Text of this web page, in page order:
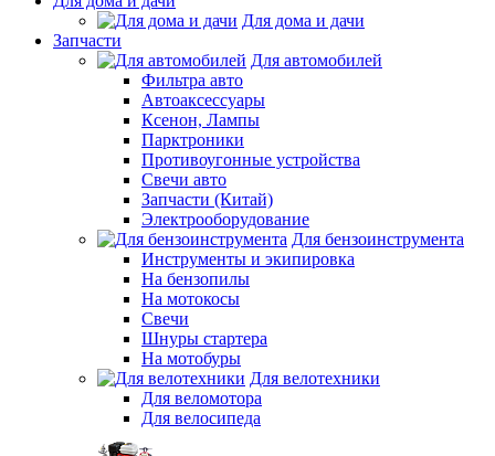
Для дома и дачи
Запчасти
Для автомобилей
Фильтра авто
Автоаксессуары
Ксенон, Лампы
Парктроники
Противоугонные устройства
Свечи авто
Запчасти (Китай)
Электрооборудование
Для бензоинструмента
Инструменты и экипировка
На бензопилы
На мотокосы
Свечи
Шнуры стартера
На мотобуры
Для велотехники
Для веломотора
Для велосипеда